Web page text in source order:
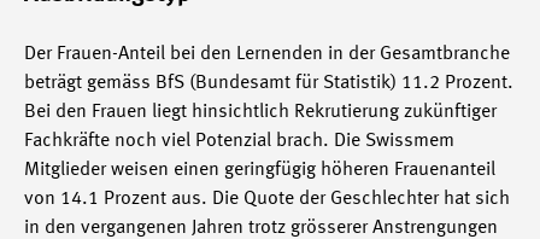
Der Frauen-Anteil bei den Lernenden in der Gesamtbranche
beträgt gemäss BfS (Bundesamt für Statistik) 11.2 Prozent.
Bei den Frauen liegt hinsichtlich Rekrutierung zukünftiger
Fachkräfte noch viel Potenzial brach. Die Swissmem
Mitglieder weisen einen geringfügig höheren Frauenanteil
von 14.1 Prozent aus. Die Quote der Geschlechter hat sich
in den vergangenen Jahren trotz grösserer Anstrengungen